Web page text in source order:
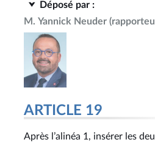
Date de dépôt
17 octobre 2024
17 octobre 2024
Déposé par :
M. Yannick Neuder
ARTICLE 19
Après l’alinéa 1, insérer les